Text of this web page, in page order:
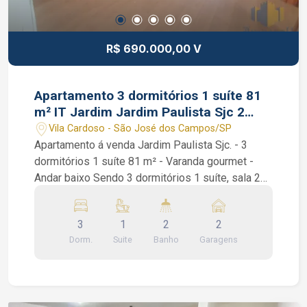
R$ 690.000,00 V
Apartamento 3 dormitórios 1 suíte 81
m² IT Jardim Jardim Paulista Sjc 2
vagas
Vila Cardoso - São José dos Campos/SP
Apartamento á venda Jardim Paulista Sjc. - 3
dormitórios 1 suíte 81 m² - Varanda gourmet -
Andar baixo Sendo 3 dormitórios 1 suíte, sala 2
varanda gourmet com fechamento de vidro, vista
livre e duas vagas de garagem cobertas.
Condomínio com piscina adulto e infantil,
3
Dorm.
1
Suite
2
Banho
2
Garagens